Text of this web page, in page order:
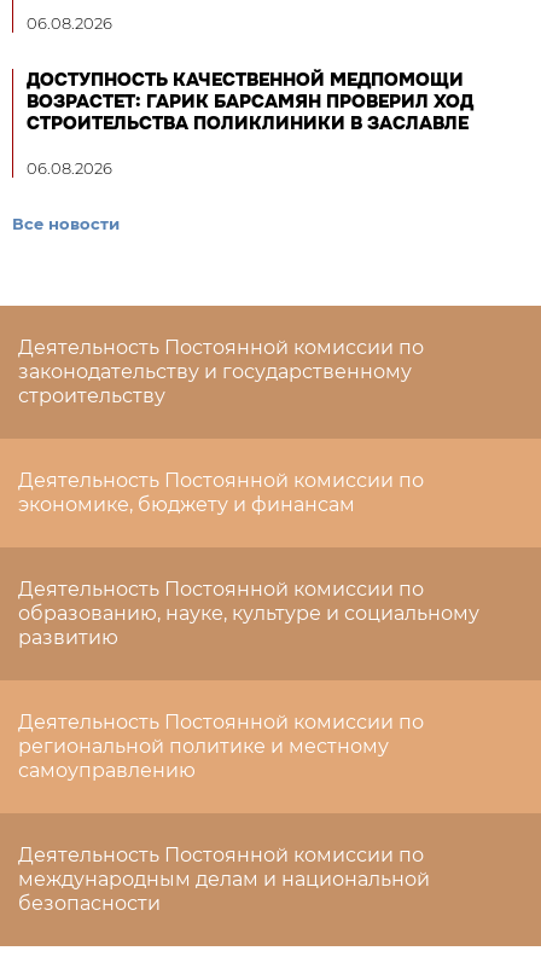
06.08.2026
ДОСТУПНОСТЬ КАЧЕСТВЕННОЙ МЕДПОМОЩИ
ВОЗРАСТЕТ: ГАРИК БАРСАМЯН ПРОВЕРИЛ ХОД
СТРОИТЕЛЬСТВА ПОЛИКЛИНИКИ В ЗАСЛАВЛЕ
06.08.2026
Все новости
Деятельность Постоянной комиссии по
законодательству и государственному
строительству
Деятельность Постоянной комиссии по
экономике, бюджету и финансам
Деятельность Постоянной комиссии по
образованию, науке, культуре и социальному
развитию
Деятельность Постоянной комиссии по
региональной политике и местному
самоуправлению
Деятельность Постоянной комиссии по
международным делам и национальной
безопасности